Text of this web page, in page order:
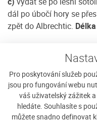
Pro poskytování služeb
jsou pro fungování webu
váš uživatelský zážitek
hledáte. Souhlasíte s
můžete snadno definovat
dál po úbočí hory se
zpět do Albrechtic.
Vás čeká příjemná
krásné krajině, s